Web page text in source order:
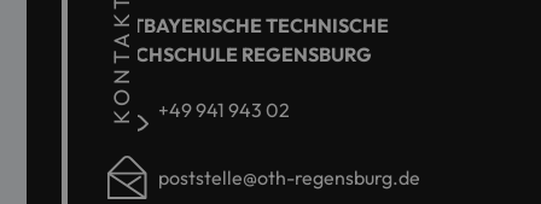
KONTAKT
OSTBAYERISCHE TECHNISCHE
HOCHSCHULE REGENSBURG
+49 941 943 02
poststelle@oth-regensburg.de